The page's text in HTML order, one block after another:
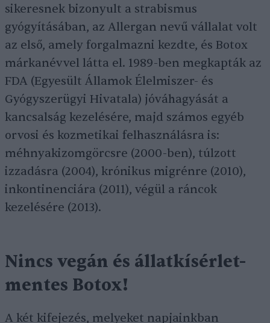
sikeresnek bizonyult a strabismus
gyógyításában, az Allergan nevű vállalat volt
az első, amely forgalmazni kezdte, és Botox
márkanévvel látta el. 1989-ben megkapták az
FDA (Egyesült Államok Élelmiszer- és
Gyógyszerügyi Hivatala) jóváhagyását a
kancsalság kezelésére, majd számos egyéb
orvosi és kozmetikai felhasználásra is:
méhnyakizomgörcsre (2000-ben), túlzott
izzadásra (2004), krónikus migrénre (2010),
inkontinenciára (2011), végül a ráncok
kezelésére (2013).
Nincs vegán és állatkísérlet-
mentes Botox!
A két kifejezés, melyeket napjainkban